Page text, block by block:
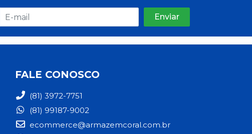
FALE CONOSCO
(81) 3972-7751
(81) 99187-9002
ecommerce@armazemcoral.com.br